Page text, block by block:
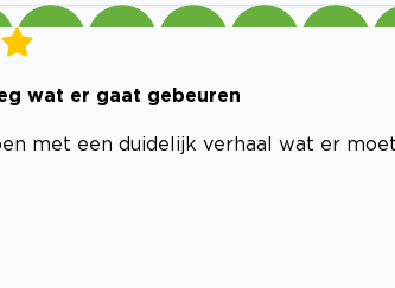
wat er gaat gebeuren
met een duidelijk verhaal wat er